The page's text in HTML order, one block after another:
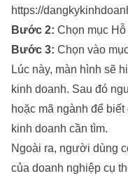
https://
Bước 2: Chọn mục Hỗ
Bước 3: Chọn vào
Lúc này, màn hình sẽ
kinh doanh. Sau đó
hoặc mã ngành để
kinh doanh cần tìm.
Ngoài ra, người dùng
của doanh nghiệp cụ